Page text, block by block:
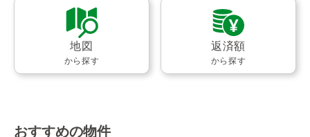
地図
から探す
返済額
から探す
おすすめの物件